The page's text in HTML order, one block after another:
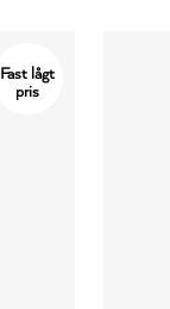
Fast lågt
pris